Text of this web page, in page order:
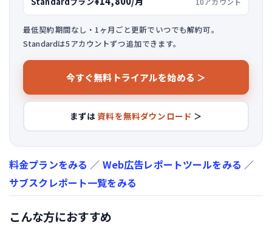
最低契約期間なし・1ヶ月ごと更新でいつでも解約可。
Standardは5アカウントずつ追加できます。
今すぐ無料トライアルを始める ＞
まずは資料を無料ダウンロード ＞
料金プランをみる ／ Web広告レポートツールをみる ／
サブスクレポート一覧をみる
こんな方におすすめ